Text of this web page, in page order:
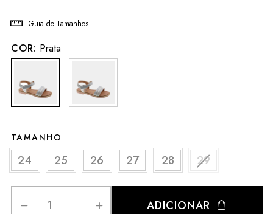
Guia de Tamanhos
COR: Prata
TAMANHO
24 25 26 27 28 29
ADICIONAR